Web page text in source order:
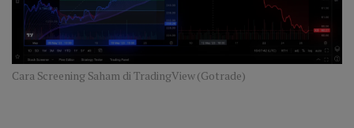
Cara Screening Saham di TradingView (Gotrade)